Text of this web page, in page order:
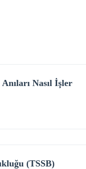
Nasıl İşler
(TSSB)